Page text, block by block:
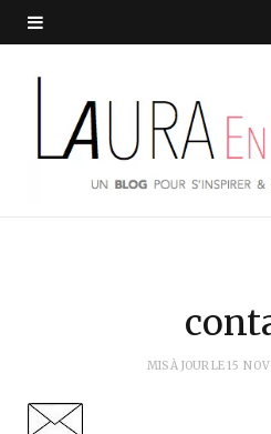
MIS À JOUR LE15